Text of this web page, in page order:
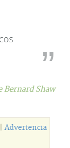
Bernard Shaw
Advertencia